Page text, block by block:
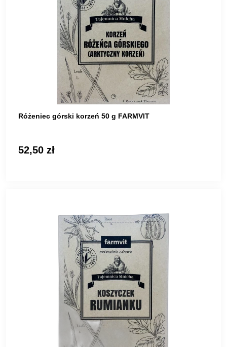
Różeniec górski korzeń 50 g FARMVIT
52,50 zł